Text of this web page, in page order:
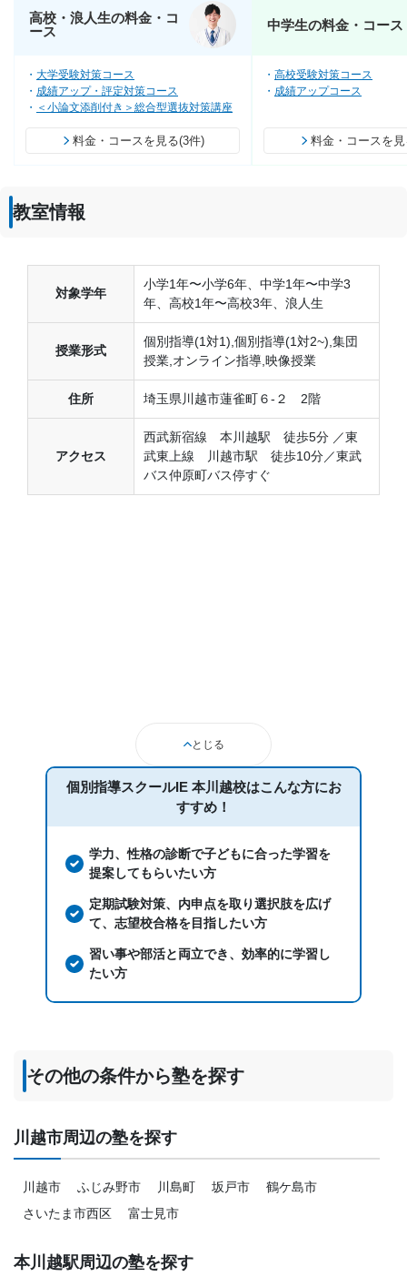
高校・浪人生の料金・コ
ース
大学受験対策コース
成績アップ・評定対策コース
＜小論文添削付き＞総合型選抜対策講座
料金・コースを見る(3件)
中学生の料金・コース
高校受験対策コース
成績アップコース
料金・コースを
教室情報
対象学年
小学1年〜小学6年、中学1年〜中学3
年、高校1年〜高校3年、浪人生
授業形式
個別指導(1対1),個別指導(1対2~),集団
授業,オンライン指導,映像授業
住所 埼玉県川越市蓮雀町６-２ 2階
アクセス
西武新宿線 本川越駅 徒歩5分 ／東
武東上線 川越市駅 徒歩10分／東武
バス仲原町バス停すぐ
とじる
個別指導スクールIE 本川越校はこんな方にお
すすめ！
学力、性格の診断で子どもに合った学習を
提案してもらいたい方
定期試験対策、内申点を取り選択肢を広げ
て、志望校合格を目指したい方
習い事や部活と両立でき、効率的に学習し
たい方
その他の条件から塾を探す
川越市周辺の塾を探す
川越市 ふじみ野市 川島町 坂戸市
鶴ケ島市
さいたま市西区
富士見市
本川越駅周辺の塾を探す